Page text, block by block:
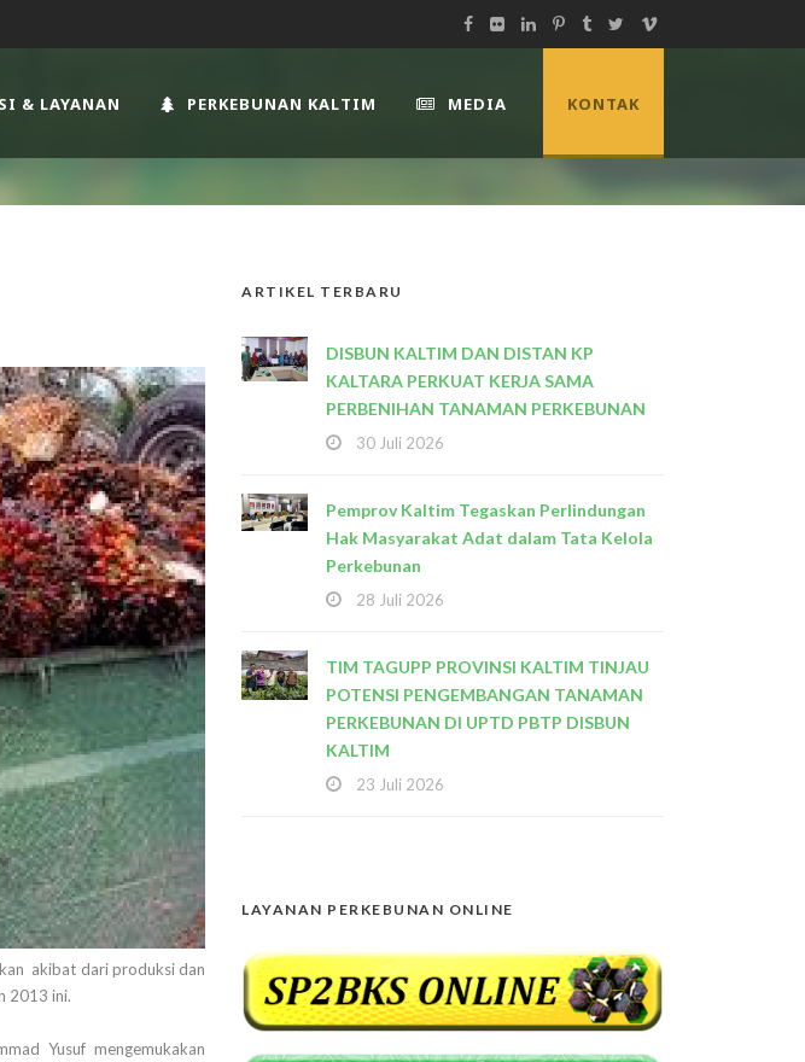
& LAYANAN PERKEBUNAN KALTIM MEDIA KONTAK
akibat dari produksi dan
2013 ini.
Yusuf mengemukakan
ARTIKEL TERBARU
DISBUN KALTIM DAN DISTAN KP
KALTARA PERKUAT KERJA SAMA
PERBENIHAN TANAMAN PERKEBUNAN
30 Juli 2026
Pemprov Kaltim Tegaskan Perlindungan
Hak Masyarakat Adat dalam Tata Kelola
Perkebunan
28 Juli 2026
TIM TAGUPP PROVINSI KALTIM TINJAU
POTENSI PENGEMBANGAN TANAMAN
PERKEBUNAN DI UPTD PBTP DISBUN
KALTIM
23 Juli 2026
LAYANAN PERKEBUNAN ONLINE